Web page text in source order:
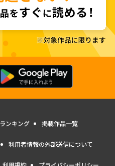
ランキング 掲載作品一覧
利用者情報の外部送信について